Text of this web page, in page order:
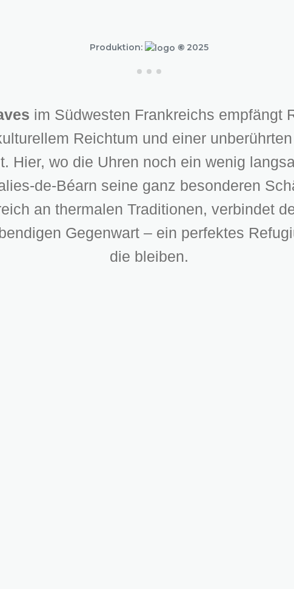
Produktion: ©2025
im Südwesten Frankreichs empfängt
Reichtum und einer
Hier, wo die Uhren noch ein wenig
de-Béarn seine ganz besonderen
an thermalen Traditionen, verbindet
Gegenwart – ein perfektes
die bleiben.